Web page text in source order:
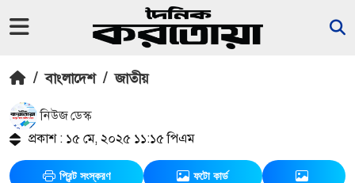
/ বাংলাদেশ / জাতীয়
নিউজ ডেস্ক
প্রকাশ : ১৫ মে, ২০২৫ ১১:১৫ পিএম
প্রিন্ট সংস্করণ ফটো কার্ড